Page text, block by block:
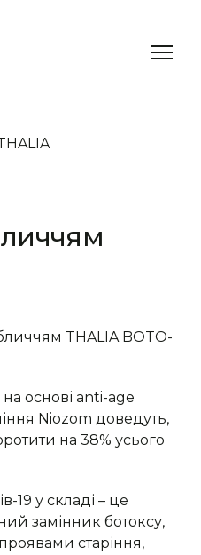
THALIA BOTO-
основі anti-age
Niozom доведуть,
на 38% усього
19 у складі – це
замінник ботоксу,
старіння,